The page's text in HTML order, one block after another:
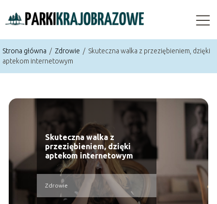
Strona główna / Zdrowie / Skuteczna walka z przeziębieniem, dzięki
aptekom internetowym
Skuteczna walka z
przeziębieniem, dzięki
aptekom internetowym
Zdrowie